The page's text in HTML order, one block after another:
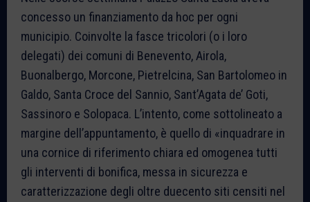
concesso un finanziamento da hoc per ogni
municipio. Coinvolte la fasce tricolori (o i loro
delegati) dei comuni di Benevento, Airola,
Buonalbergo, Morcone, Pietrelcina, San Bartolomeo in
Galdo, Santa Croce del Sannio, Sant’Agata de’ Goti,
Sassinoro e Solopaca. L’intento, come sottolineato a
margine dell’appuntamento, è quello di «inquadrare in
una cornice di riferimento chiara ed omogenea tutti
gli interventi di bonifica, messa in sicurezza e
caratterizzazione degli oltre duecento siti censiti nel